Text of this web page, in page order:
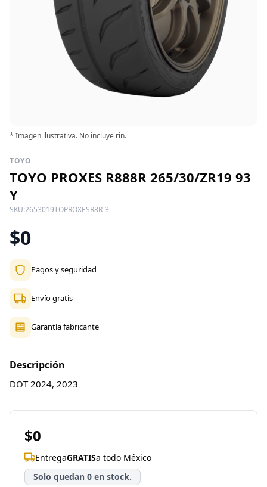
* Imagen ilustrativa. No incluye rin.
TOYO
TOYO PROXES R888R 265/30/ZR19 93
Y
SKU:2653019TOPROXESR8R-3
$0
Pagos y seguridad
Envío gratis
Garantía fabricante
Descripción
DOT 2024, 2023
$0
EntregaGRATISa todo México
Solo quedan 0 en stock.